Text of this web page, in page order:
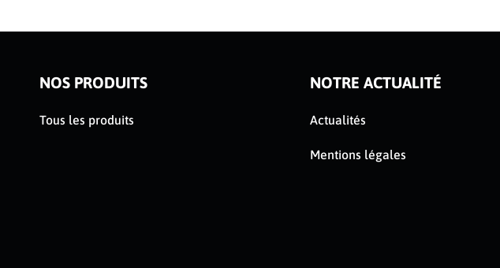
NOS PRODUITS
Tous les produits
NOTRE ACTUALITÉ
Actualités
Mentions légales